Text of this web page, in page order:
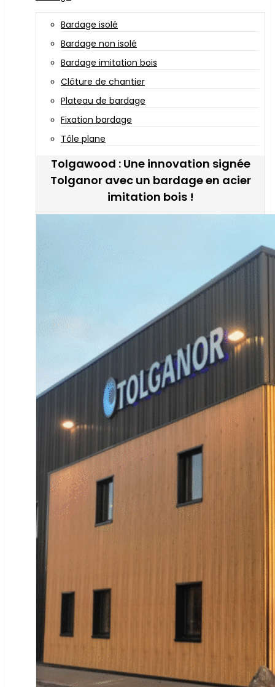
Bardage isolé
Bardage non isolé
Bardage imitation bois
Clôture de chantier
Plateau de bardage
Fixation bardage
Tôle plane
Tolgawood : Une innovation signée
Tolganor avec un bardage en acier
imitation bois !